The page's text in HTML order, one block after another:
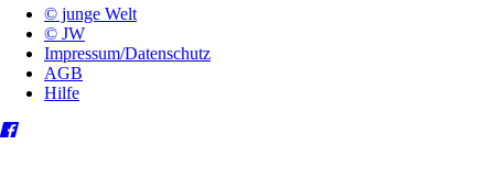
© junge Welt
© JW
Impressum/Datenschutz
AGB
Hilfe